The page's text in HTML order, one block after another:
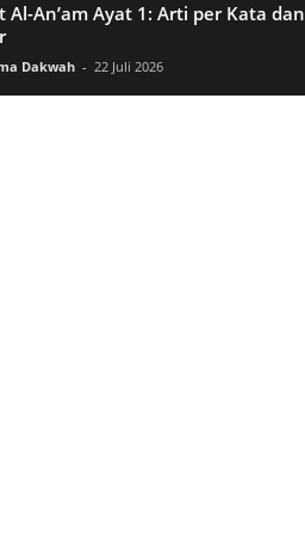
Al-An’am Ayat 1: Arti per Kata dan
Dakwah - 22 Juli 2026